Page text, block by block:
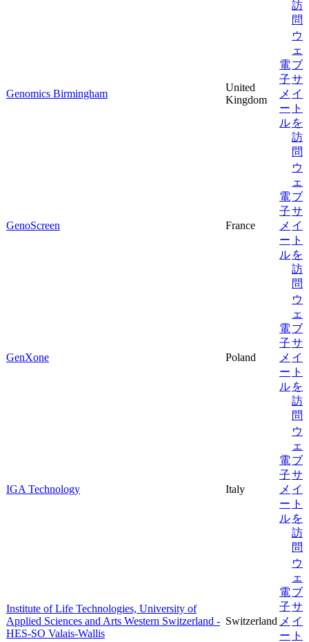
訪
問
Genomics Birmingham
United
Kingdom
電
子
メ
ー
ル
ウ
ェ
ブ
サ
イ
ト
を
訪
問
GenoScreen France
電
子
メ
ー
ル
ウ
ェ
ブ
サ
イ
ト
を
訪
問
GenXone Poland
電
子
メ
ー
ル
ウ
ェ
ブ
サ
イ
ト
を
訪
問
IGA Technology Italy
電
子
メ
ー
ル
ウ
ェ
ブ
サ
イ
ト
を
訪
問
Institute of Life Technologies, University of
Applied Sciences and Arts Western Switzerland -
HES-SO Valais-Wallis
Switzerland
電
子
メ
ー
ウ
ェ
ブ
サ
イ
ト